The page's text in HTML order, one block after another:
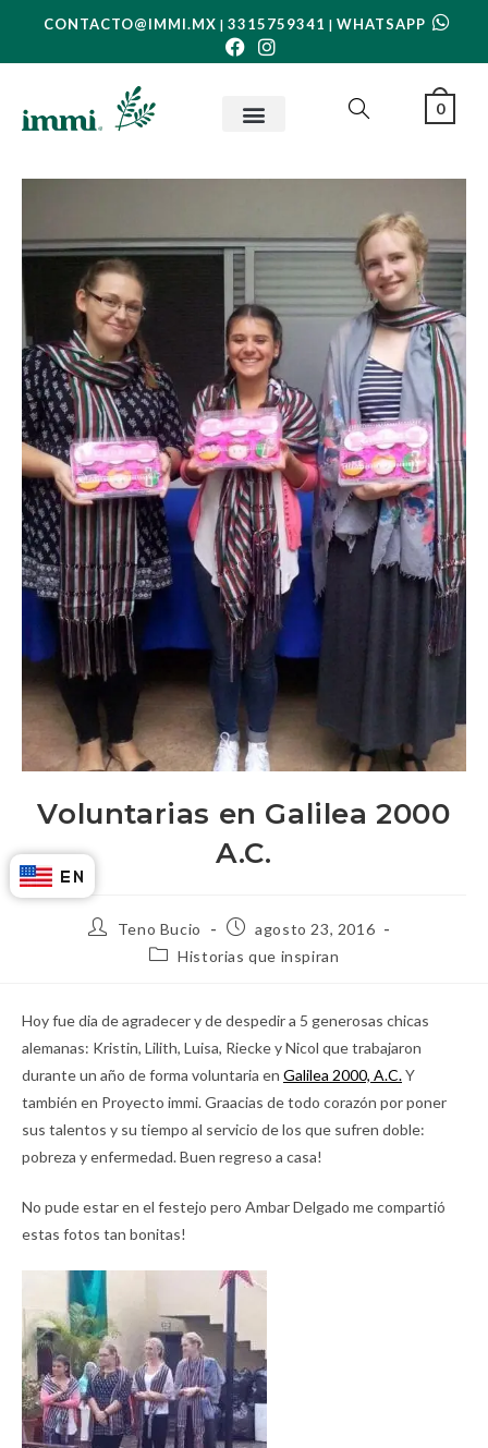
CONTACTO@IMMI.MX | 3315759341 | WHATSAPP
0
Voluntarias en Galilea 2000
A.C.
Teno Bucio
agosto 23, 2016
Historias que inspiran
Hoy fue dia de agradecer y de despedir a 5 generosas chicas
alemanas: Kristin, Lilith, Luisa, Riecke y Nicol que trabajaron
durante un año de forma voluntaria en Galilea 2000, A.C.Y
también en Proyecto immi. Graacias de todo corazón por poner
sus talentos y su tiempo al servicio de los que sufren doble:
pobreza y enfermedad. Buen regreso a casa!
No pude estar en el festejo pero Ambar Delgado me compartió
estas fotos tan bonitas!